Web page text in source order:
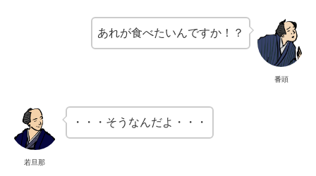
番頭
あれが食べたいんですか！？
若旦那
・・・そうなんだよ・・・